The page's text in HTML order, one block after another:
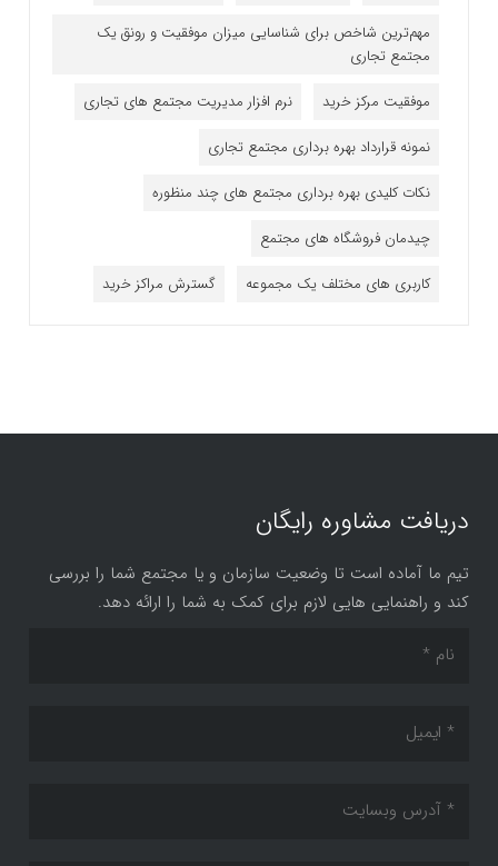
مهم‌ترین شاخص برای شناسایی میزان موفقیت و رونق یک
مجتمع تجاری
موفقیت مرکز خرید
نرم افزار مدیریت مجتمع های تجاری
نمونه قرارداد بهره برداری مجتمع تجاری
نکات کلیدی بهره برداری مجتمع های چند منظوره
چیدمان فروشگاه های مجتمع
کاربری های مختلف یک مجموعه
گسترش مراکز خرید
دریافت مشاوره رایگان
تیم ما آماده است تا وضعیت سازمان و یا مجتمع شما را بررسی
کند و راهنمایی هایی لازم برای کمک به شما را ارائه دهد.